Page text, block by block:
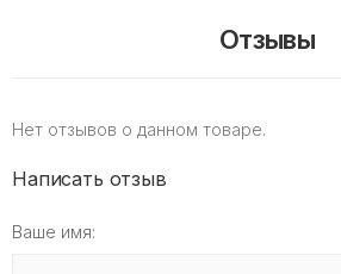
Отзывы
Нет отзывов о данном товаре.
Написать отзыв
Ваше имя: